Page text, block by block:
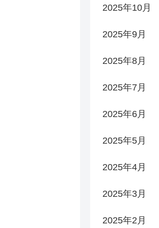
2025年10月
2025年9月
2025年8月
2025年7月
2025年6月
2025年5月
2025年4月
2025年3月
2025年2月